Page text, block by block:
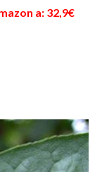
a: 32,9€